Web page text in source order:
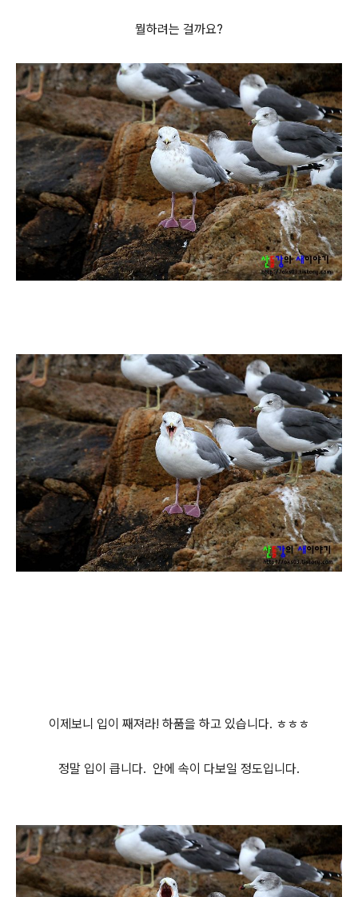
뭘하려는 걸까요?
이제보니 입이 째져라! 하품을 하고 있습니다. ㅎㅎㅎ
정말 입이 큽니다. 안에 속이 다보일 정도입니다.